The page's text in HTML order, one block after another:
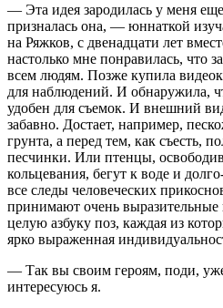
— Эта идея зародилась у меня
призналась она, — юннаткой
на Ряжков, с двенадцати лет
настолько мне понравилась, что
всем людям. Позже купила
для наблюдений. И обнаружила,
удобен для съемок. И внешний
забавно. Достает, например,
грунта, а перед тем, как съесть,
песчинки. Или птенцы,
кольцевания, бегут к воде и
все следы человеческих
принимают очень
целую азбуку поз, каждая из
ярко выраженная
— Так вы своим героям, поди,
интересуюсь я.